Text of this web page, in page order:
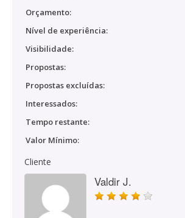
Orçamento:
Nível de experiência:
Visibilidade:
Propostas:
Propostas excluídas:
Interessados:
Tempo restante:
Valor Mínimo:
Cliente
Valdir J.